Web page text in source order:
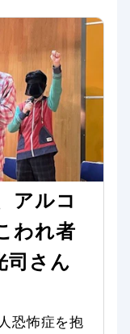
アルコ
われ者
司さん
恐怖症を抱